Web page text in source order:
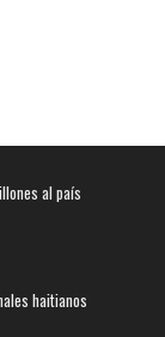
al país
haitianos